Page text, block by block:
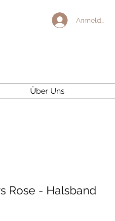
Anmelden
Über Uns
Rose - Halsband